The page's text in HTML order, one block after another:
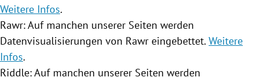
Weitere Infos.
Rawr: Auf manchen unserer Seiten werden
Datenvisualisierungen von Rawr eingebettet. Weitere
Infos.
Riddle: Auf manchen unserer Seiten werden